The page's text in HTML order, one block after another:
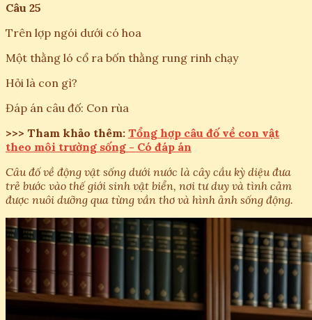
Câu 25
Trên lợp ngói dưới có hoa
Một thằng ló cổ ra bốn thằng rung rinh chạy
Hỏi là con gì?
Đáp án câu đố: Con rùa
>>> Tham khảo thêm: Tổng hợp câu đố về con vật
theo môi trường sống - Có đáp án
Câu đố về động vật sống dưới nước là cây cầu kỳ diệu đưa
trẻ bước vào thế giới sinh vật biển, nơi tư duy và tình cảm
được nuôi dưỡng qua từng vần thơ và hình ảnh sống động.